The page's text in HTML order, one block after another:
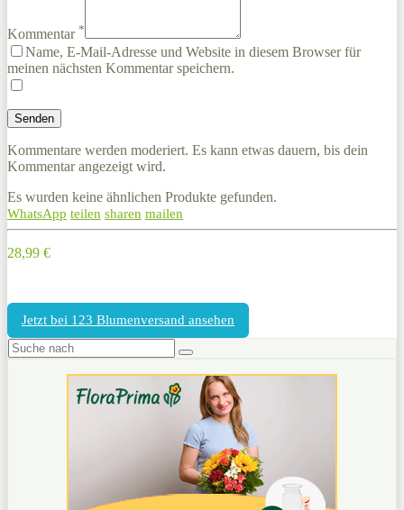
Kommentar *
Name, E-Mail-Adresse und Website in diesem Browser für
meinen nächsten Kommentar speichern.
Kommentare werden moderiert. Es kann etwas dauern, bis dein
Kommentar angezeigt wird.
Es wurden keine ähnlichen Produkte gefunden.
WhatsApp teilen sharen mailen
28,99 €
Jetzt bei 123 Blumenversand ansehen